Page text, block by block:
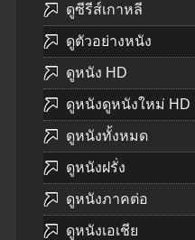
ดูซีรีส์เกาหลี
ดูตัวอย่างหนัง
ดูหนัง HD
ดูหนังดูหนังใหม่ HD
ดูหนังทั้งหมด
ดูหนังฝรั่ง
ดูหนังภาคต่อ
ดูหนังเอเชีย